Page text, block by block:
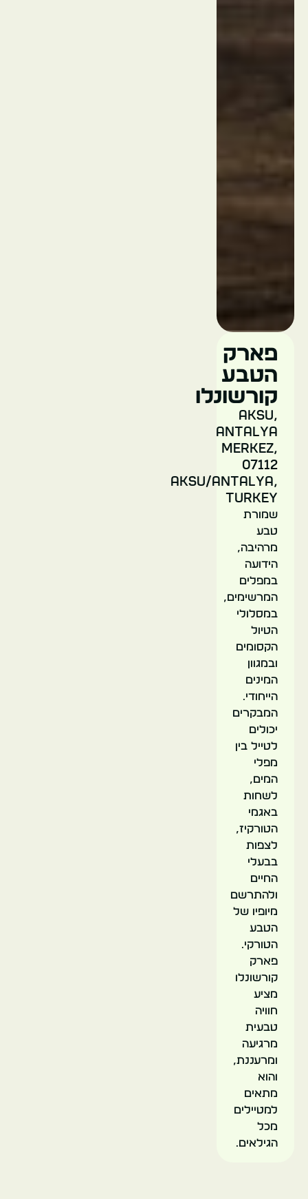
פארק
הטבע
קורשונלו
Aksu,
Antalya
Merkez,
07112
Aksu/Antalya,
Turkey
שמורת
טבע
מרהיבה,
הידועה
במפלים
המרשימים,
במסלולי
הטיול
הקסומים
ובמגוון
המינים
הייחודי.
המבקרים
יכולים
לטייל בין
מפלי
המים,
לשחות
באגמי
הטורקיז,
לצפות
בבעלי
החיים
ולהתרשם
מיופיו של
הטבע
הטורקי.
פארק
קורשונלו
מציע
חוויה
טבעית
מרגיעה
ומרעננת,
והוא
מתאים
למטיילים
מכל
הגילאים.